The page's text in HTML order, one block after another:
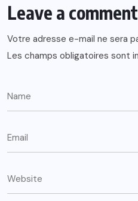
Leave a comment
Votre adresse e-mail ne sera
Les champs obligatoires sont